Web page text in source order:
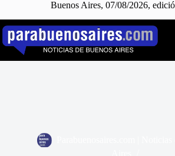
Buenos Aires, 07/08/2026,
Saltar
contenido